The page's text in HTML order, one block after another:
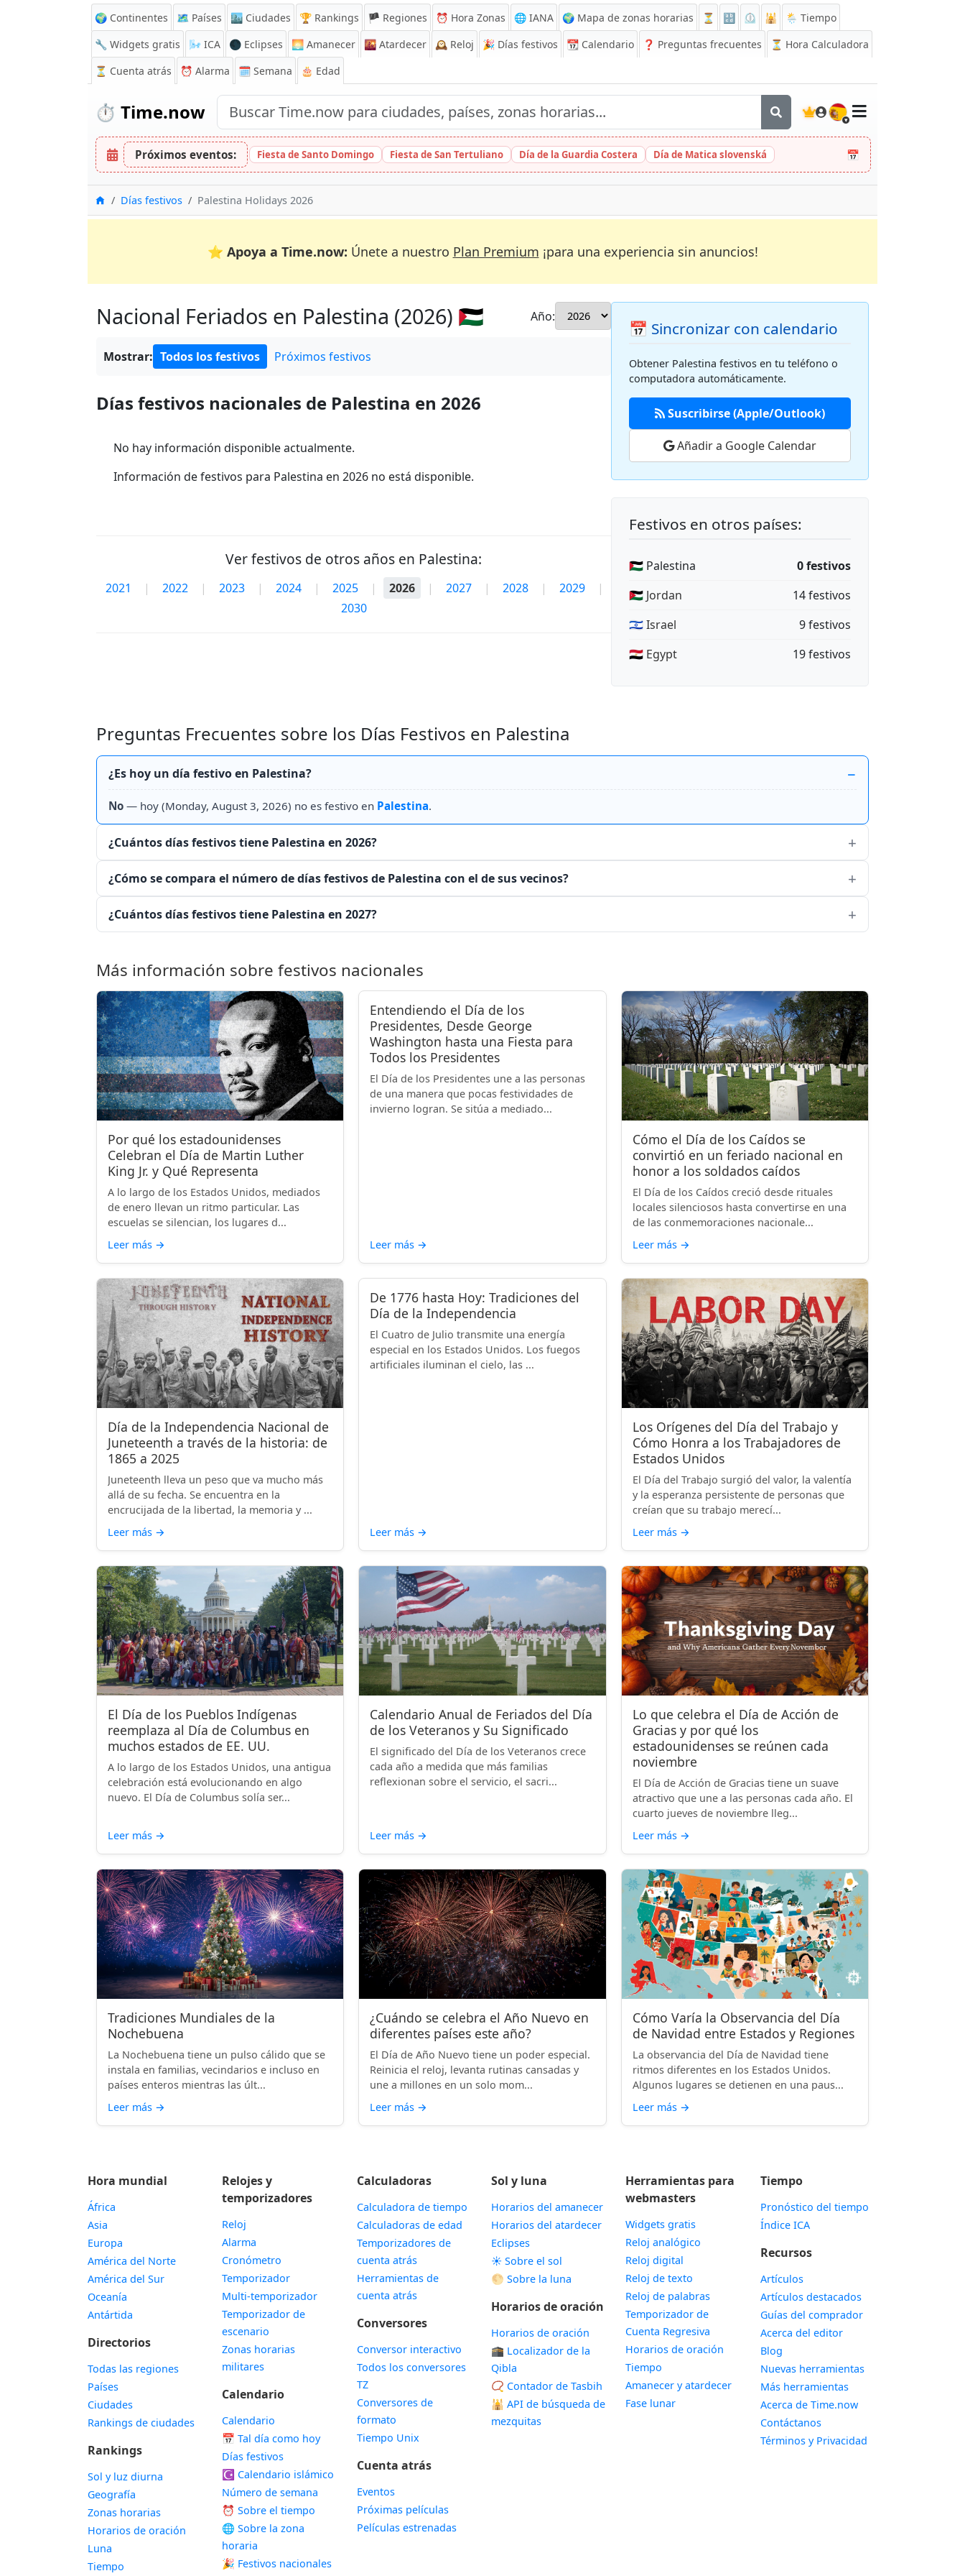
🌍 Continentes 🗺️ Países 🏙️ Ciudades 🏆 Rankings 🏴 Regiones ⏰ Hora Zonas 🌐 IANA 🌍 Mapa de zonas horarias ⏳ 🔡 ⏲️ 🕌
🌦️ Tiempo
🔧 Widgets gratis
🌬️ ICA 🌑 Eclipses 🌅 Amanecer 🌇 Atardecer 🕰️ Reloj 🎉 Días festivos 📆 Calendario ❓ Preguntas frecuentes
⏳ Hora Calculadora
⏳ Cuenta atrás ⏰ Alarma 🗓️ Semana 🎂 Edad
⏱️ Time.now 🇪🇸
Próximos eventos: Fiesta de Santo Domingo Fiesta de San Tertuliano Día de la Guardia Costera Día de Matica slovenská 📅
InicioDías festivos Palestina Holidays 2026
⭐ Apoya a Time.now: Únete a nuestro Plan Premium ¡para una experiencia sin anuncios!
Nacional Feriados en Palestina (2026) 🇵🇸 Año:
Mostrar: Todos los festivos Próximos festivos
Días festivos nacionales de Palestina en 2026
No hay información disponible actualmente.
Información de festivos para Palestina en 2026 no está disponible.
Ver festivos de otros años en Palestina:
2021 | 2022 | 2023 | 2024 | 2025 | 2026 | 2027 | 2028 | 2029
|
2030
📅 Sincronizar con calendario
Obtener Palestina festivos en tu teléfono o
computadora automáticamente.
Suscribirse (Apple/Outlook)
Añadir a Google Calendar
Festivos en otros países:
🇵🇸 Palestina
0 festivos
🇯🇴 Jordan
14 festivos
🇮🇱 Israel
9 festivos
🇪🇬 Egypt
19 festivos
Preguntas Frecuentes sobre los Días Festivos en Palestina
¿Es hoy un día festivo en Palestina?
No — hoy (Monday, August 3, 2026) no es festivo en Palestina.
¿Cuántos días festivos tiene Palestina en 2026?
¿Cómo se compara el número de días festivos de Palestina con el de sus vecinos?
¿Cuántos días festivos tiene Palestina en 2027?
Más información sobre festivos nacionales
Por qué los estadounidenses
Celebran el Día de Martin Luther
King Jr. y Qué Representa
A lo largo de los Estados Unidos, mediados
de enero llevan un ritmo particular. Las
escuelas se silencian, los lugares d...
Leer más →
Entendiendo el Día de los
Presidentes, Desde George
Washington hasta una Fiesta para
Todos los Presidentes
El Día de los Presidentes une a las personas
de una manera que pocas festividades de
invierno logran. Se sitúa a mediado...
Leer más →
Cómo el Día de los Caídos se
convirtió en un feriado nacional en
honor a los soldados caídos
El Día de los Caídos creció desde rituales
locales silenciosos hasta convertirse en una
de las conmemoraciones nacionale...
Leer más →
Día de la Independencia Nacional de
Juneteenth a través de la historia: de
1865 a 2025
Juneteenth lleva un peso que va mucho más
allá de su fecha. Se encuentra en la
encrucijada de la libertad, la memoria y ...
Leer más →
De 1776 hasta Hoy: Tradiciones del
Día de la Independencia
El Cuatro de Julio transmite una energía
especial en los Estados Unidos. Los fuegos
artificiales iluminan el cielo, las ...
Leer más →
Los Orígenes del Día del Trabajo y
Cómo Honra a los Trabajadores de
Estados Unidos
El Día del Trabajo surgió del valor, la valentía
y la esperanza persistente de personas que
creían que su trabajo merecí...
Leer más →
El Día de los Pueblos Indígenas
reemplaza al Día de Columbus en
muchos estados de EE. UU.
A lo largo de los Estados Unidos, una antigua
celebración está evolucionando en algo
nuevo. El Día de Columbus solía ser...
Leer más →
Calendario Anual de Feriados del Día
de los Veteranos y Su Significado
El significado del Día de los Veteranos crece
cada año a medida que más familias
reflexionan sobre el servicio, el sacri...
Leer más →
Lo que celebra el Día de Acción de
Gracias y por qué los
estadounidenses se reúnen cada
noviembre
El Día de Acción de Gracias tiene un suave
atractivo que une a las personas cada año. El
cuarto jueves de noviembre lleg...
Leer más →
Tradiciones Mundiales de la
Nochebuena
La Nochebuena tiene un pulso cálido que se
instala en familias, vecindarios e incluso en
países enteros mientras las últ...
Leer más →
¿Cuándo se celebra el Año Nuevo en
diferentes países este año?
El Día de Año Nuevo tiene un poder especial.
Reinicia el reloj, levanta rutinas cansadas y
une a millones en un solo mom...
Leer más →
Cómo Varía la Observancia del Día
de Navidad entre Estados y Regiones
La observancia del Día de Navidad tiene
ritmos diferentes en los Estados Unidos.
Algunos lugares se detienen en una paus...
Leer más →
Hora mundial
África
Asia
Europa
América del Norte
América del Sur
Oceanía
Antártida
Directorios
Todas las regiones
Países
Ciudades
Rankings de ciudades
Rankings
Sol y luz diurna
Geografía
Zonas horarias
Horarios de oración
Luna
Tiempo
Relojes y
temporizadores
Reloj
Alarma
Cronómetro
Temporizador
Multi-temporizador
Temporizador de
escenario
Zonas horarias
militares
Calendario
Calendario
📅 Tal día como hoy
Días festivos
☪️ Calendario islámico
Número de semana
⏰ Sobre el tiempo
🌐 Sobre la zona
horaria
🎉 Festivos nacionales
Calculadoras
Calculadora de tiempo
Calculadoras de edad
Temporizadores de
cuenta atrás
Herramientas de
cuenta atrás
Conversores
Conversor interactivo
Todos los conversores
TZ
Conversores de
formato
Tiempo Unix
Cuenta atrás
Eventos
Próximas películas
Películas estrenadas
Sol y luna
Horarios del amanecer
Horarios del atardecer
Eclipses
☀️ Sobre el sol
🌕 Sobre la luna
Horarios de oración
Horarios de oración
🕋 Localizador de la
Qibla
📿 Contador de Tasbih
🕌 API de búsqueda de
mezquitas
Herramientas para
webmasters
Widgets gratis
Reloj analógico
Reloj digital
Reloj de texto
Reloj de palabras
Temporizador de
Cuenta Regresiva
Horarios de oración
Tiempo
Amanecer y atardecerWidget
Fase lunarWidget
Tiempo
Pronóstico del tiempo
Índice ICA
Recursos
Artículos
Artículos destacados
Guías del comprador
Acerca del editor
Blog
Nuevas herramientas
Más herramientas
Acerca de Time.now
Contáctanos
Términos y Privacidad